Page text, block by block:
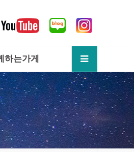
하는가게